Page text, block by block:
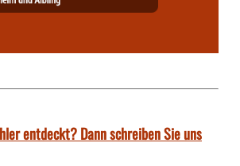
entdeckt? Dann schreiben Sie uns